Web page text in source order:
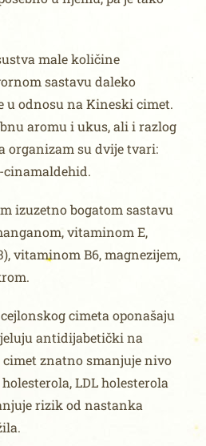
male količine
sastavu daleko
odnosu na Kineski cimet.
aromu i ukus, ali i razlog
organizam su dvije tvari:
izuzetno bogatom sastavu
vitaminom E,
vitaminom B6, magnezijem,
cimeta oponašaju
antidijabetički na
znatno smanjuje nivo
LDL holesterola
rizik od nastanka